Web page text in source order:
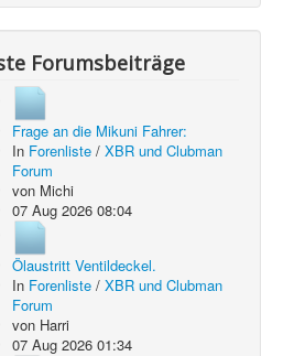
Forumsbeiträge
Frage an die Mikuni Fahrer:
In Forenliste /XBR und Clubman
Forum
von Michi
07 Aug 2026 08:04
Ölaustritt Ventildeckel.
In Forenliste /XBR und Clubman
Forum
von Harri
07 Aug 2026 01:34